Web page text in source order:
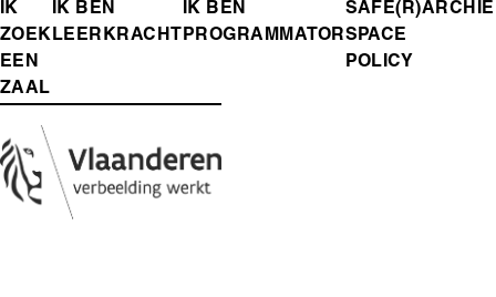
FOOTER-
MENU
IK
ZOEK
EEN
ZAAL
IK BEN
LEERKRACHT
IK BEN
PROGRAMMATOR
SAFE(R)
SPACE
POLICY
Media
Afbeelding